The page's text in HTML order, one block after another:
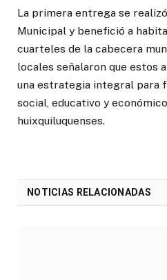
La primera entrega se
Municipal y benefició a
cuarteles de la cabecera
locales señalaron que estos
una estrategia integral para
social, educativo y
huixquiluquenses.
NOTICIAS RELACIONADAS